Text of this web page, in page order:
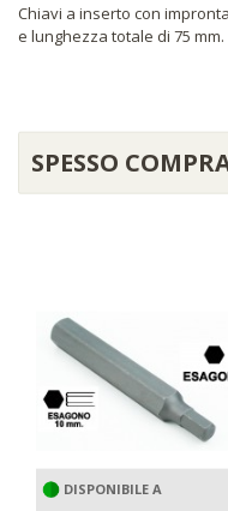
Chiavi a inserto con
e lunghezza totale di 75 mm.
SPESSO
DISPONIBILE A